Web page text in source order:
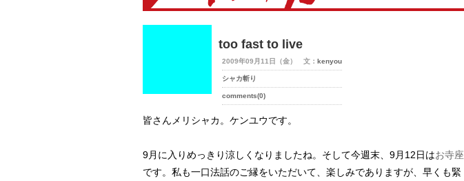
too fast to live
2009年09月11日（金） 文： kenyou
シャカ斬り
comments(0)
皆さんメリシャカ。ケンユウです。
9月に入りめっきり涼しくなりましたね。そして今週末、9月12日はお寺座
です。私も一口法話のご縁をいただいて、楽しみでありますが、早くも緊